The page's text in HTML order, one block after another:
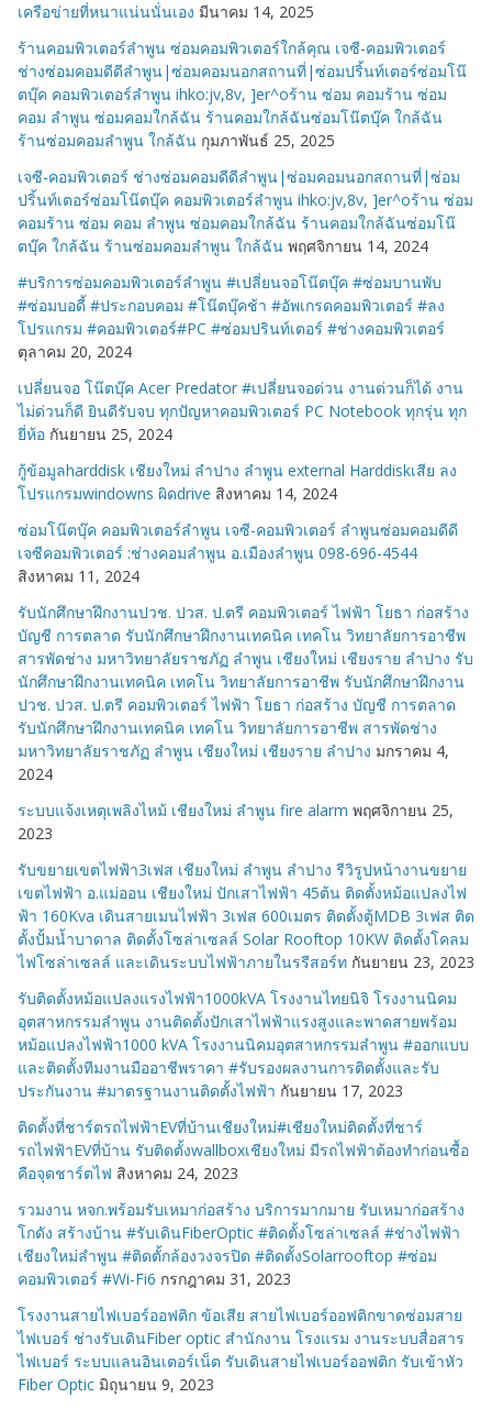
เครือข่ายที่หนาแน่นนั่นเอง มีนาคม 14, 2025
ร้านคอมพิวเตอร์ลำพูน ซ่อมคอมพิวเตอร์ใกล้คุณ เจซี-คอมพิวเตอร์
ช่างซ่อมคอมดีดีลำพูน|ซ่อมคอมนอกสถานที่|ซ่อมปริ้นท์เตอร์ซ่อมโน๊
ตบุ๊ค คอมพิวเตอร์ลำพูน ihko:jv,8v, ]er^oร้าน ซ่อม คอมร้าน ซ่อม
คอม ลำพูน ซ่อมคอมใกล้ฉัน ร้านคอมใกล้ฉันซ่อมโน๊ตบุ๊ค ใกล้ฉัน
ร้านซ่อมคอมลำพูน ใกล้ฉัน กุมภาพันธ์ 25, 2025
เจซี-คอมพิวเตอร์ ช่างซ่อมคอมดีดีลำพูน|ซ่อมคอมนอกสถานที่|ซ่อม
ปริ้นท์เตอร์ซ่อมโน๊ตบุ๊ค คอมพิวเตอร์ลำพูน ihko:jv,8v, ]er^oร้าน ซ่อม
คอมร้าน ซ่อม คอม ลำพูน ซ่อมคอมใกล้ฉัน ร้านคอมใกล้ฉันซ่อมโน๊
ตบุ๊ค ใกล้ฉัน ร้านซ่อมคอมลำพูน ใกล้ฉัน พฤศจิกายน 14, 2024
#บริการซ่อมคอมพิวเตอร์ลำพูน #เปลี่ยนจอโน๊ตบุ๊ค #ซ่อมบานพับ
#ซ่อมบอดี้ #ประกอบคอม #โน๊ตบุ๊คช้า #อัพเกรดคอมพิวเตอร์ #ลง
โปรแกรม #คอมพิวเตอร์#PC #ซ่อมปรินท์เตอร์ #ช่างคอมพิวเตอร์
ตุลาคม 20, 2024
เปลี่ยนจอ โน๊ตบุ๊ค Acer Predator #เปลี่ยนจอด่วน งานด่วนก็ได้ งาน
ไม่ด่วนก็ดี ยินดีรับจบ ทุกปัญหาคอมพิวเตอร์ PC Notebook ทุกรุ่น ทุก
ยี่ห้อ กันยายน 25, 2024
กู้ข้อมูลharddisk เชียงใหม่ ลำปาง ลำพูน external Harddiskเสีย ลง
โปรแกรมwindowns ผิดdrive สิงหาคม 14, 2024
ซ่อมโน๊ตบุ๊ค คอมพิวเตอร์ลำพูน เจซี-คอมพิวเตอร์ ลำพูนซ่อมคอมดีดี
เจซีคอมพิวเตอร์ :ช่างคอมลำพูน อ.เมืองลำพูน 098-696-4544
สิงหาคม 11, 2024
รับนักศึกษาฝึกงานปวช. ปวส. ป.ตรี คอมพิวเตอร์ ไฟฟ้า โยธา ก่อสร้าง
บัญชี การตลาด รับนักศึกษาฝึกงานเทคนิค เทคโน วิทยาลัยการอาชีพ
สารพัดช่าง มหาวิทยาลัยราชภัฏ ลำพูน เชียงใหม่ เชียงราย ลำปาง รับ
นักศึกษาฝึกงานเทคนิค เทคโน วิทยาลัยการอาชีพ รับนักศึกษาฝึกงาน
ปวช. ปวส. ป.ตรี คอมพิวเตอร์ ไฟฟ้า โยธา ก่อสร้าง บัญชี การตลาด
รับนักศึกษาฝึกงานเทคนิค เทคโน วิทยาลัยการอาชีพ สารพัดช่าง
มหาวิทยาลัยราชภัฏ ลำพูน เชียงใหม่ เชียงราย ลำปาง มกราคม 4,
2024
ระบบแจ้งเหตุเพลิงไหม้ เชียงใหม่ ลำพูน fire alarm พฤศจิกายน 25,
2023
รับขยายเขตไฟฟ้า3เฟส เชียงใหม่ ลำพูน ลำปาง รีวิรูปหน้างานขยาย
เขตไฟฟ้า อ.แม่ออน เชียงใหม่ ปักเสาไฟฟ้า 45ต้น ติดตั้งหม้อแปลงไฟ
ฟ้า 160Kva เดินสายเมนไฟฟ้า 3เฟส 600เมตร ติดตั้งตู้MDB 3เฟส ติด
ตั้งปั้มน้ำบาดาล ติดตั้งโซล่าเซลล์ Solar Rooftop 10KW ติดตั้งโคลม
ไฟโซล่าเซลล์ และเดินระบบไฟฟ้าภายในรรีสอร์ท กันยายน 23, 2023
รับติดตั้งหม้อแปลงแรงไฟฟ้า1000kVA โรงงานไทยนิจิ โรงงานนิคม
อุตสาหกรรมลำพูน งานติดตั้งปักเสาไฟฟ้าแรงสูงและพาดสายพร้อม
หม้อแปลงไฟฟ้า1000 kVA โรงงานนิคมอุตสาหกรรมลำพูน #ออกแบบ
และติดตั้งทีมงานมืออาชีพราคา #รับรองผลงานการติดตั้งและรับ
ประกันงาน #มาตรฐานงานติดตั้งไฟฟ้า กันยายน 17, 2023
ติดตั้งที่ชาร์ตรถไฟฟ้าEVที่บ้านเชียงใหม่#เชียงใหม่ติดตั้งที่ชาร์
รถไฟฟ้าEVที่บ้าน รับติดตั้งwallboxเชียงใหม่ มีรถไฟฟ้าต้องทำก่อนซื้อ
คือจุดชาร์ตไฟ สิงหาคม 24, 2023
รวมงาน หจก.พร้อมรับเหมาก่อสร้าง บริการมากมาย รับเหมาก่อสร้าง
โกดัง สร้างบ้าน #รับเดินFiberOptic #ติดตั้งโซล่าเซลล์ #ช่างไฟฟ้า
เชียงใหม่ลำพูน #ติดตั้กล้องวงจรปิด #ติดตั้งSolarrooftop #ซ่อม
คอมพิวเตอร์ #Wi-Fi6 กรกฎาคม 31, 2023
โรงงานสายไฟเบอร์ออฟติก ข้อเสีย สายไฟเบอร์ออฟติกขาดซ่อมสาย
ไฟเบอร์ ช่างรับเดินFiber optic สำนักงาน โรงแรม งานระบบสื่อสาร
ไฟเบอร์ ระบบแลนอินเตอร์เน็ต รับเดินสายไฟเบอร์ออฟติก รับเข้าหัว
Fiber Optic มิถุนายน 9, 2023